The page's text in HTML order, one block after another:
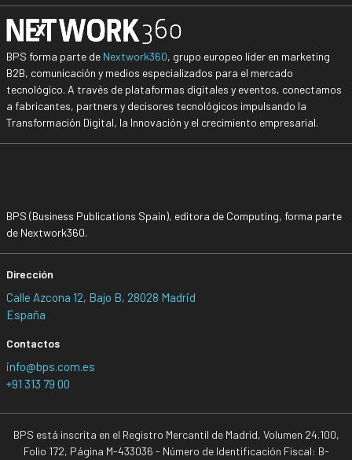
BPS forma parte de Nextwork360, grupo europeo líder en marketing
B2B, comunicación y medios especializados para el mercado
tecnológico. A través de plataformas digitales y eventos, conectamos
a fabricantes, partners y decisores tecnológicos impulsando la
Transformación Digital, la Innovación y el crecimiento empresarial.
BPS (Business Publications Spain), editora de Computing, forma parte
de Nextwork360.
Dirección
Calle Azcona 12, Bajo B, 28028 Madrid
España
Contactos
info@bps.com.es
+91 313 79 00
BPS está inscrita en el Registro Mercantil de Madrid, Volumen 24.100,
Folio 172, Página M-433036 - Número de Identificación Fiscal: B-